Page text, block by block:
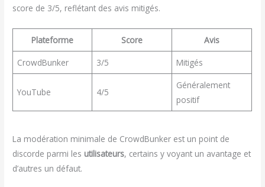
score de 3/5, reflétant des avis mitigés.
Plateforme Score
Avis
CrowdBunker
3/5 Mitigés
YouTube 4/5
Généralement
positif
La modération minimale de CrowdBunker est un point de
discorde parmi les utilisateurs, certains y voyant un avantage et
d’autres un défaut.